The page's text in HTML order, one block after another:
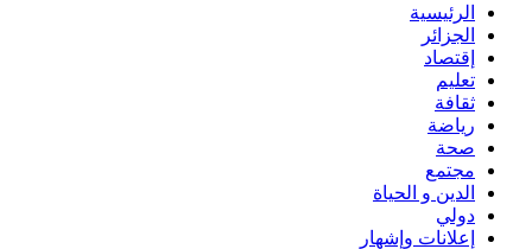
الرئيسية
الجزائر
إقتصاد
تعليم
ثقافة
رياضة
صحة
مجتمع
الدين و الحياة
دولي
إعلانات وإشهار